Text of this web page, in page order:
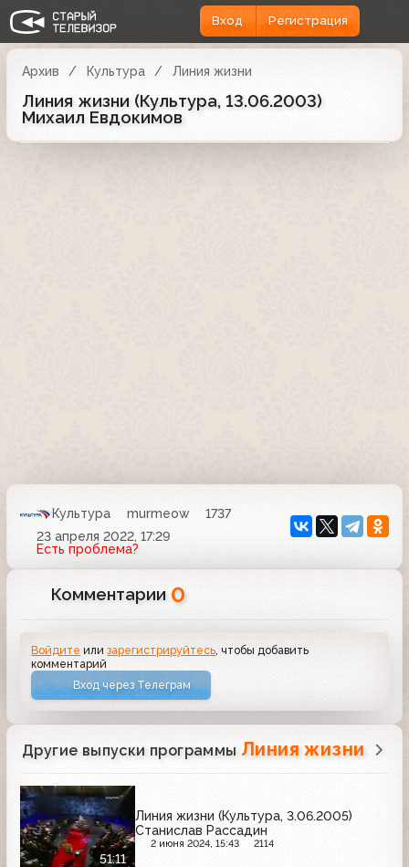
Вход Регистрация
Архив Культура Линия жизни
Линия жизни (Культура, 13.06.2003)
Михаил Евдокимов
Культура murmeow
1737
23 апреля 2022, 17:29
Есть проблема?
Комментарии 0
Войдите илизарегистрируйтесь , чтобы добавить
комментарий
Вход через Телеграм
Другие выпуски программы Линия жизни
51:11
Линия жизни (Культура, 3.06.2005)
Станислав Рассадин
2 июня 2024, 15:43 2114